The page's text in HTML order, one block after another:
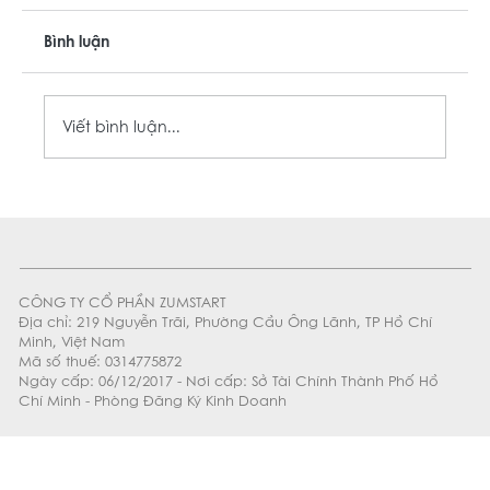
CHO NHÓM TỪ 4 KHÁCH
Bình luận
Viết bình luận...
CÔNG TY CỔ PHẦN ZUMSTART
Địa chỉ: 219 Nguyễn Trãi, Phường Cầu Ông Lãnh, TP Hồ Chí
Minh, Việt Nam
Mã số thuế: 0314775872
Ngày cấp: 06/12/2017 - Nơi cấp: Sở Tài Chính Thành Phố Hồ
Chí Minh - Phòng Đăng Ký Kinh Doanh